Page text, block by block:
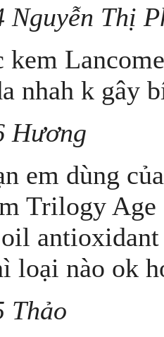
Nguyễn Thị
kem
nhah k gây
Hương
em dùng
Trilogy
loại nào ok
Thảo